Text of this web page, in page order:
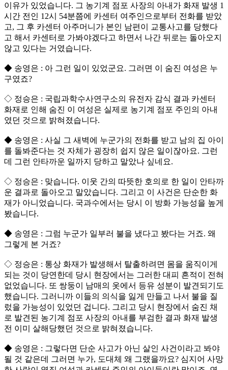
이유가 있었습니다. 그 농기계 점포 사장의 아내가 화재 발생 1
시간 전인 12시 54분쯤에 카센터 여주인으로부터 전화를 받았
고, 그 후 카센터 아주머니가 본인 남편이 교통사고를 당했다
고 해서 카센터로 가봐야겠다고 하면서 나간 뒤로는 돌아오지
않고 있다는 거였습니다.
◆ 송영은 : 아 그런 일이 있었군요. 그러면 이 숨진 여성은 누
구였죠?
◇ 정승은 : 국립과학수사연구소의 유전자 감식 결과 카센터
화재로 인해 숨진 이 여성은 실제로 농기계 점포 주인의 아내
였던 것으로 밝혀졌습니다.
◆ 송영은 : 사실 그 새벽에 누군가의 전화를 받고 남의 집 아이
를 돌봐준다는 것 자체가 굉장히 쉽지 않은 일이잖아요. 그런
데 그런 안타까운 일까지 당하고 말았나 싶네요.
◇ 정승은 : 맞습니다. 이웃 간의 따뜻한 호의로 한 일이 안타까
운 결과로 돌아오고 말았습니다. 그리고 이 사건은 단순한 화
재가 아니었습니다. 국과수에서는 당시 이 방화 가능성을 높게
봤습니다.
◆ 송영은 : 그럼 누군가 일부러 불을 냈다고 봤다는 거죠. 왜
그렇게 본 거죠?
◇ 정승은 : 통상 화재가 발생해서 탈출하려면 몸을 움직이게
되는 것이 당연한데 당시 현장에서는 그러한 대피 흔적이 전혀
없었습니다. 또 쌍둥이 남매의 옷에서 등유 성분이 발견되기도
했습니다. 그러니까 이들의 의식을 잃게 만들고 나서 불을 질
렀을 가능성이 있었던 겁니다. 그리고 당시 현장에서 숨진 채
로 발견된 농기계 점포 사장의 아내를 부검한 결과 화재 발생
전 이미 살해당했던 것으로 밝혀졌습니다.
◆ 송영은 : 그렇다면 단순 사고가 아닌 살인 사건이라고 봐야
될 것 같은데 그러면 누가, 도대체 왜 그랬을까요? 심지어 사망